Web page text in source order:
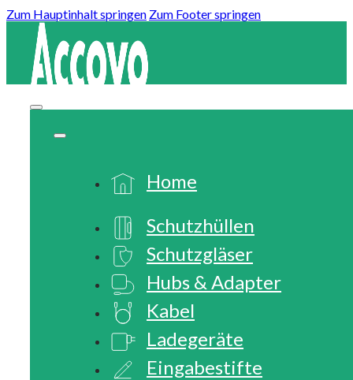
Zum Hauptinhalt springen Zum Footer springen
Home
Schutzhüllen
Schutzgläser
Hubs & Adapter
Kabel
Ladegeräte
Eingabestifte